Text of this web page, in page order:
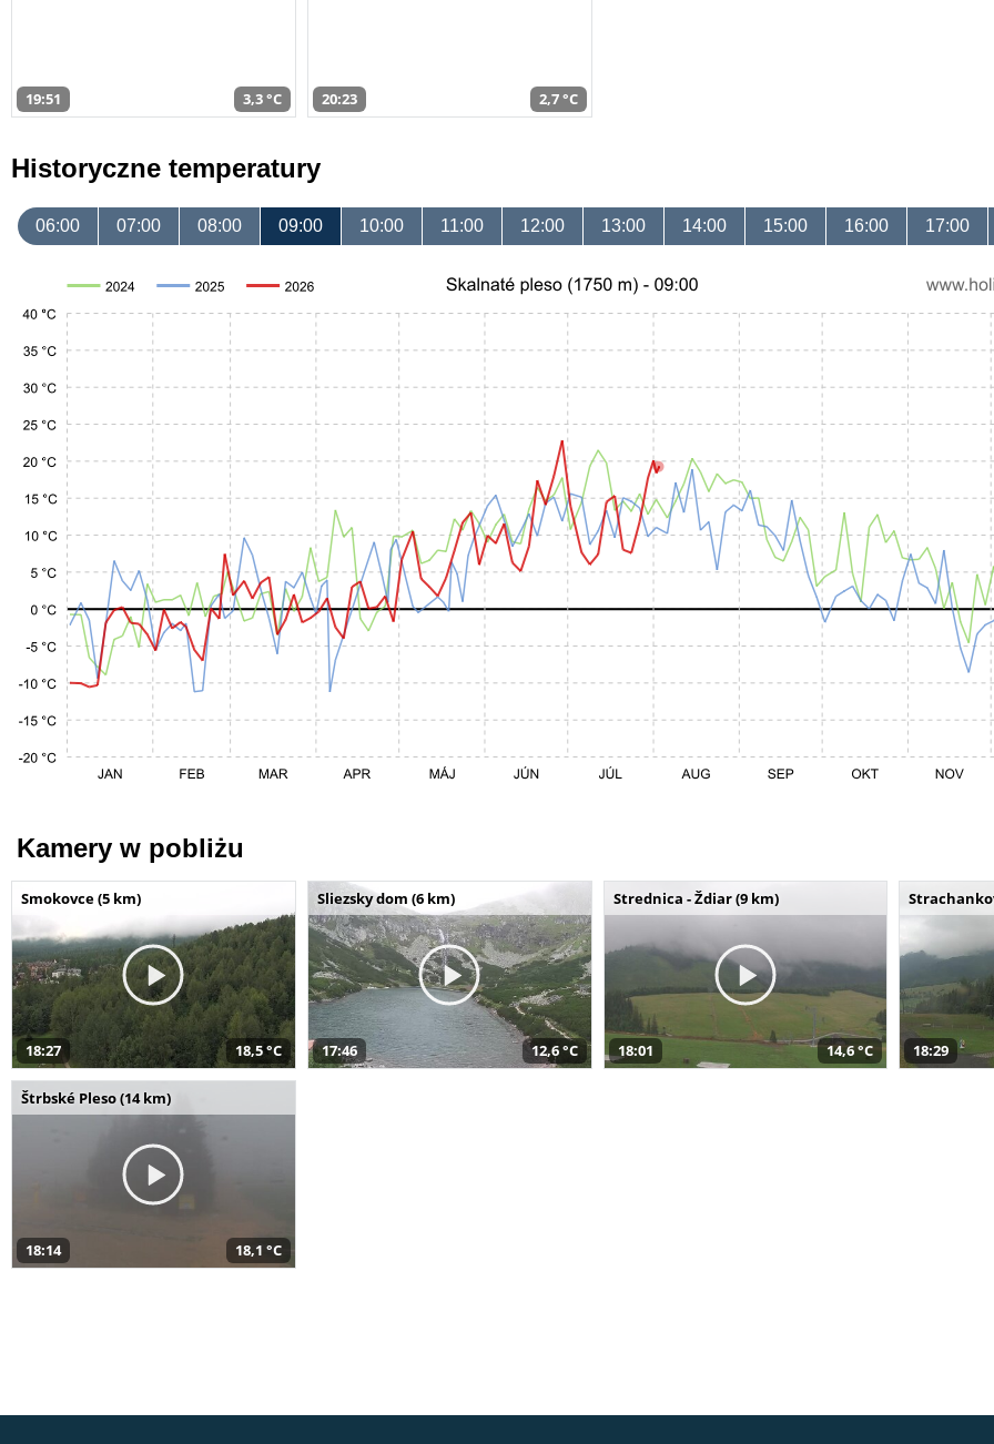
19:51 3,3 °C 20:23 2,7 °C
Historyczne temperatury
06:00 07:00 08:00 09:00 10:00 11:00 12:00 13:00 14:00 15:00 16:00 17:00
Kamery w pobliżu
Smokovce (5 km)
18:27 18,5 °C
Sliezsky dom (6 km)
17:46 12,6 °C
Strednica - Ždiar (9 km)
18:01 14,6 °C 18:29
Štrbské Pleso (14 km)
18:14 18,1 °C